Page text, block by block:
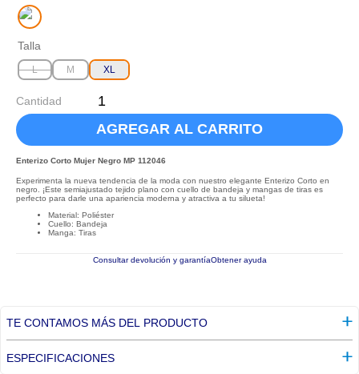
Talla
L M XL
Cantidad
AGREGAR AL CARRITO
Enterizo Corto Mujer Negro MP 112046
Experimenta la nueva tendencia de la moda con nuestro elegante Enterizo Corto en
negro. ¡Este semiajustado tejido plano con cuello de bandeja y mangas de tiras es
perfecto para darle una apariencia moderna y atractiva a tu silueta!
Material: Poliéster
Cuello: Bandeja
Manga: Tiras
Consultar devolución y garantíaObtener ayuda
TE CONTAMOS MÁS DEL PRODUCTO
ESPECIFICACIONES